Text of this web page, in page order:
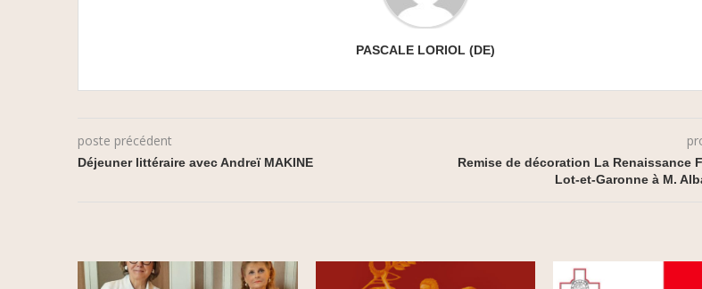
PASCALE LORIOL (DE)
poste précédent
Déjeuner littéraire avec Andreï MAKINE
Remise de décoration La Renaissance
Lot-et-Garonne à M.